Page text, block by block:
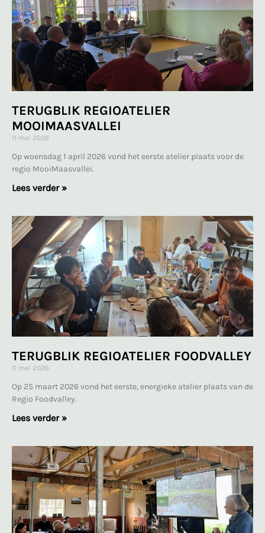
TERUGBLIK REGIOATELIER
MOOIMAASVALLEI
11 mei 2026
Op woensdag 1 april 2026 vond het eerste atelier plaats voor de
regio MooiMaasvallei.
Lees verder »
TERUGBLIK REGIOATELIER FOODVALLEY
11 mei 2026
Op 25 maart 2026 vond het eerste, energieke atelier plaats van de
Regio Foodvalley.
Lees verder »